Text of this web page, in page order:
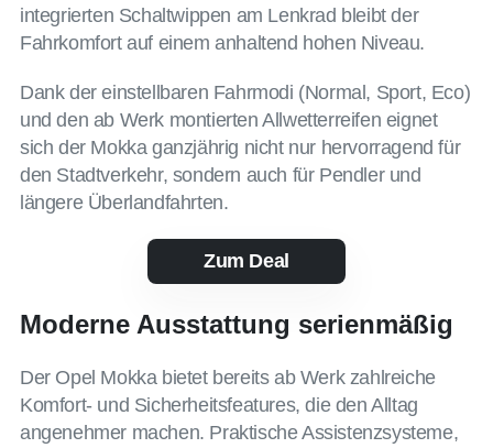
integrierten Schaltwippen am Lenkrad bleibt der
Fahrkomfort auf einem anhaltend hohen Niveau.
Dank der einstellbaren Fahrmodi (Normal, Sport, Eco)
und den ab Werk montierten Allwetterreifen eignet
sich der Mokka ganzjährig nicht nur hervorragend für
den Stadtverkehr, sondern auch für Pendler und
längere Überlandfahrten.
Zum Deal
Moderne Ausstattung serienmäßig
Der Opel Mokka bietet bereits ab Werk zahlreiche
Komfort- und Sicherheitsfeatures, die den Alltag
angenehmer machen. Praktische Assistenzsysteme,